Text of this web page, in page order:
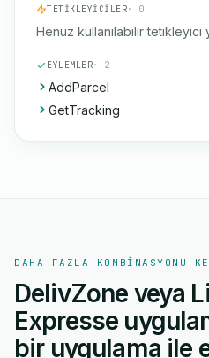
TETIKLEYICILER· 0
Henüz kullanılabilir tetikleyici
EYLEMLER· 2
AddParcel
GetTracking
DAHA FAZLA KOMBINASYONU
DelivZone veya
Expresse
bir uygulama ile